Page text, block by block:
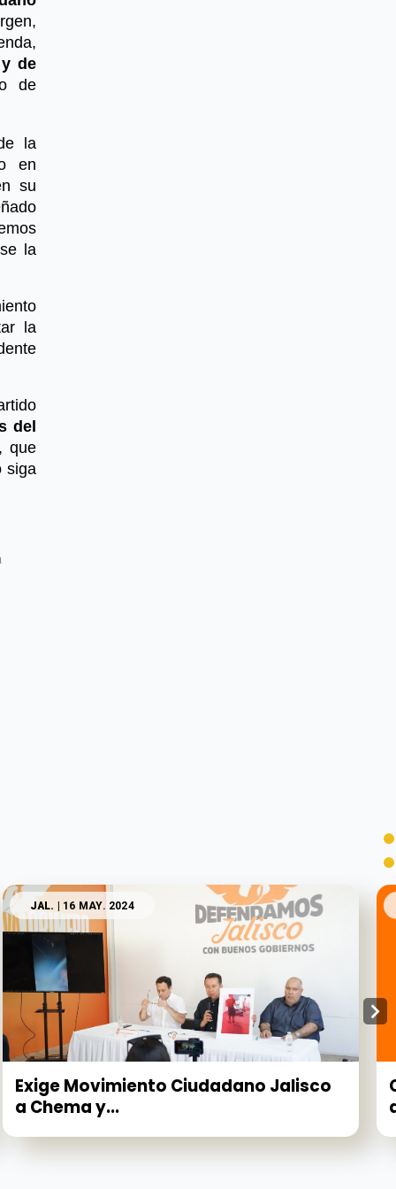
de
de
la
en
su
la
la
del
que
siga
JAL. | 16 MAY. 2024
Exige Movimiento Ciudadano Jalisco
a Chema y...